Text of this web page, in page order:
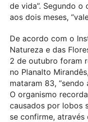
de vida”. Segundo o
aos dois meses,
De acordo com o
Natureza e das
2 de outubro foram
no Planalto
mataram 83, “sendo
O organismo
causados por lobos
se confirme,